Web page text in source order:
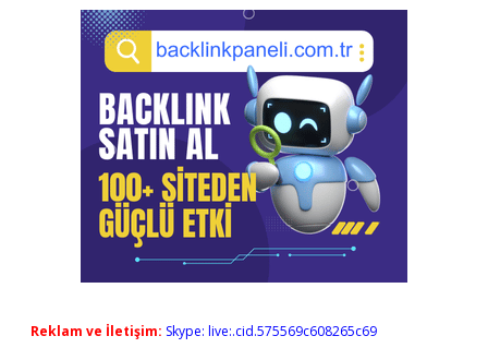
Reklam ve İletişim: Skype: live:.cid.575569c608265c69